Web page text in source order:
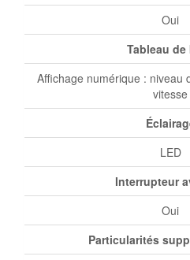
Oui
Tableau de
Affichage numérique : niveau
vitesse
LED
Interrupteur
Oui
Particularités